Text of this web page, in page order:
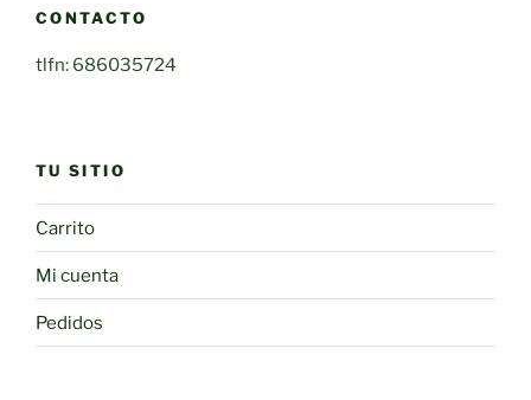
CONTACTO
tlfn: 686035724
TU SITIO
Carrito
Mi cuenta
Pedidos